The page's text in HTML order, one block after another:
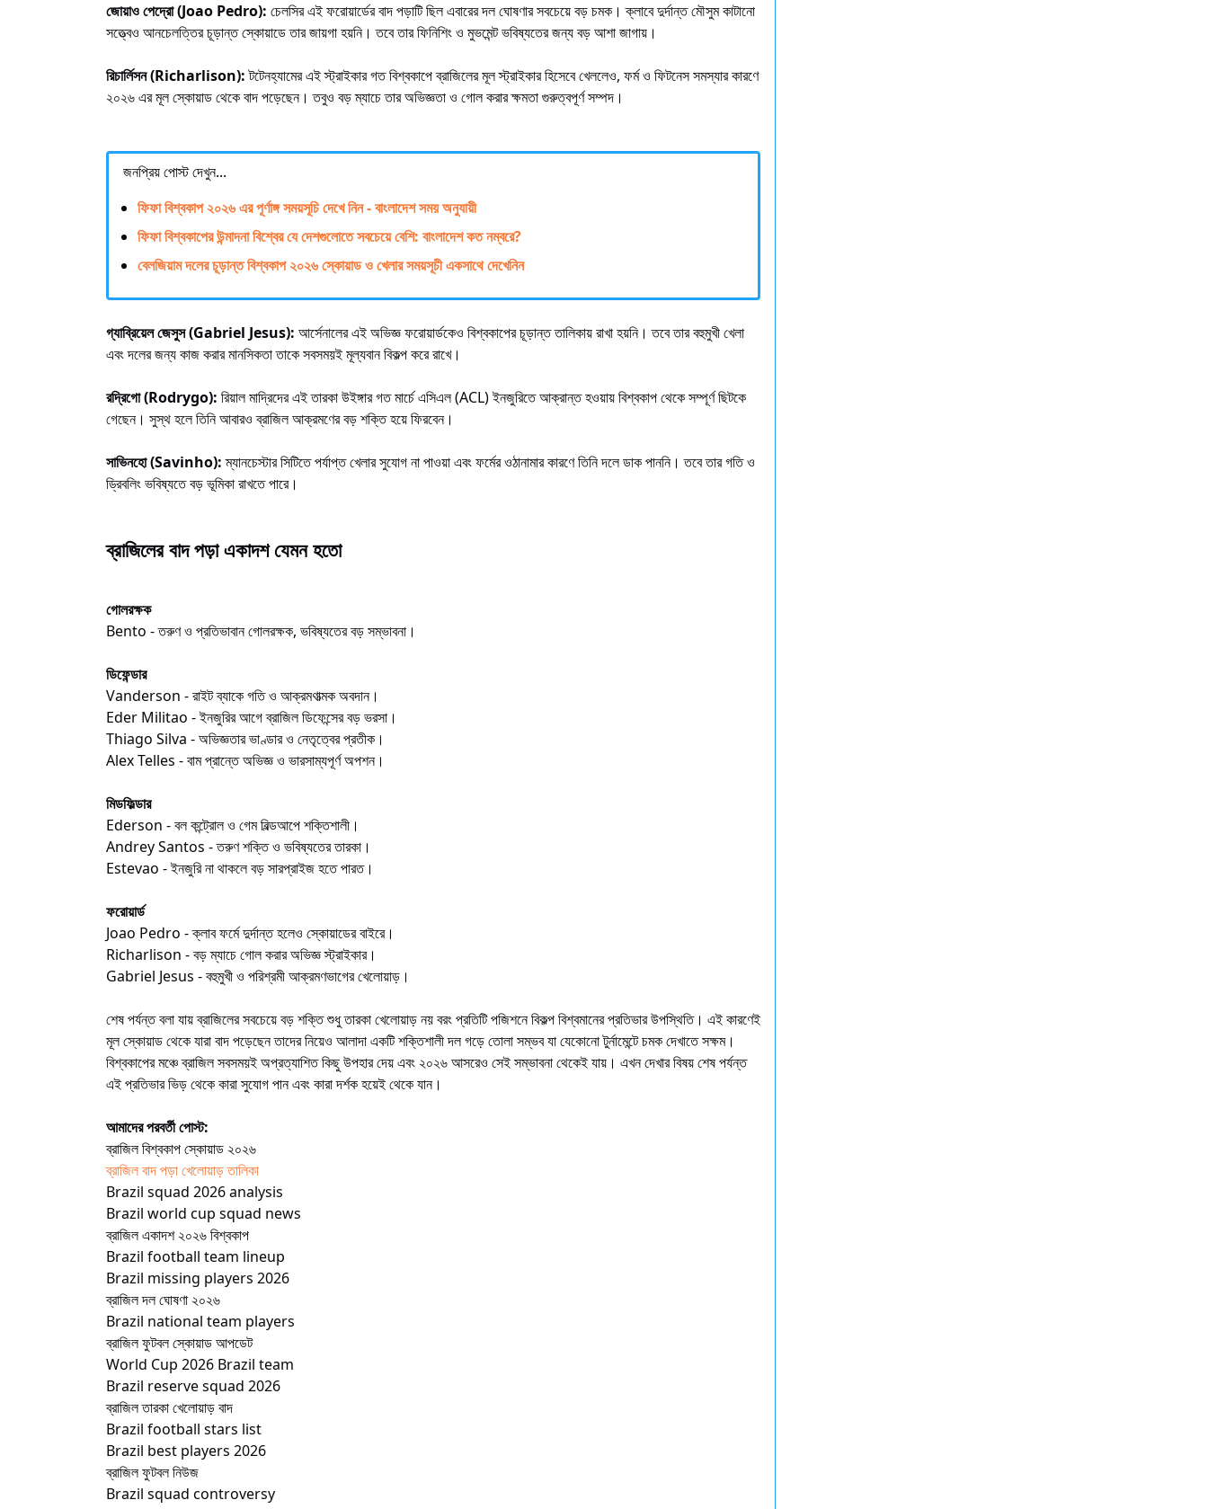
জোয়াও পেদ্রো (Joao Pedro): চেলসির এই ফরোয়ার্ডের বাদ পড়াটি ছিল এবারের দল ঘোষণার সবচেয়ে বড় চমক। ক্লাবে দুর্দান্ত মৌসুম কাটানো
সত্ত্বেও আনচেলত্তির চূড়ান্ত স্কোয়াডে তার জায়গা হয়নি। তবে তার ফিনিশিং ও মুভমেন্ট ভবিষ্যতের জন্য বড় আশা জাগায়।
রিচার্লিসন (Richarlison):টটেনহ্যামের এই স্ট্রাইকার গত বিশ্বকাপে ব্রাজিলের মূল স্ট্রাইকার হিসেবে খেললেও, ফর্ম ও ফিটনেস সমস্যার কারণে
২০২৬ এর মূল স্কোয়াড থেকে বাদ পড়েছেন। তবুও বড় ম্যাচে তার অভিজ্ঞতা ও গোল করার ক্ষমতা গুরুত্বপূর্ণ সম্পদ।
জনপ্রিয় পোস্ট দেখুন...
ফিফা বিশ্বকাপ ২০২৬ এর পূর্ণাঙ্গ সময়সূচি দেখে নিন - বাংলাদেশ সময় অনুযায়ী
ফিফা বিশ্বকাপের উন্মাদনা বিশ্বের যে দেশগুলোতে সবচেয়ে বেশি: বাংলাদেশ কত নম্বরে?
বেলজিয়াম দলের চূড়ান্ত বিশ্বকাপ ২০২৬ স্কোয়াড ও খেলার সময়সূচী একসাথে দেখেনিন
গ্যাব্রিয়েল জেসুস (Gabriel Jesus): আর্সেনালের এই অভিজ্ঞ ফরোয়ার্ডকেও বিশ্বকাপের চূড়ান্ত তালিকায় রাখা হয়নি। তবে তার বহুমুখী খেলা
এবং দলের জন্য কাজ করার মানসিকতা তাকে সবসময়ই মূল্যবান বিকল্প করে রাখে।
রদ্রিগো (Rodrygo): রিয়াল মাদ্রিদের এই তারকা উইঙ্গার গত মার্চে এসিএল (ACL) ইনজুরিতে আক্রান্ত হওয়ায় বিশ্বকাপ থেকে সম্পূর্ণ ছিটকে
গেছেন। সুস্থ হলে তিনি আবারও ব্রাজিল আক্রমণের বড় শক্তি হয়ে ফিরবেন।
সাভিনহো (Savinho):ম্যানচেস্টার সিটিতে পর্যাপ্ত খেলার সুযোগ না পাওয়া এবং ফর্মের ওঠানামার কারণে তিনি দলে ডাক পাননি। তবে তার গতি ও
ড্রিবলিং ভবিষ্যতে বড় ভূমিকা রাখতে পারে।
ব্রাজিলের বাদ পড়া একাদশ যেমন হতো
গোলরক্ষক
Bento - তরুণ ও প্রতিভাবান গোলরক্ষক, ভবিষ্যতের বড় সম্ভাবনা।
ডিফেন্ডার
Vanderson - রাইট ব্যাকে গতি ও আক্রমণাত্মক অবদান।
Eder Militao - ইনজুরির আগে ব্রাজিল ডিফেন্সের বড় ভরসা।
Thiago Silva - অভিজ্ঞতার ভাণ্ডার ও নেতৃত্বের প্রতীক।
Alex Telles - বাম প্রান্তে অভিজ্ঞ ও ভারসাম্যপূর্ণ অপশন।
মিডফিল্ডার
Ederson - বল কন্ট্রোল ও গেম বিল্ডআপে শক্তিশালী।
Andrey Santos - তরুণ শক্তি ও ভবিষ্যতের তারকা।
Estevao - ইনজুরি না থাকলে বড় সারপ্রাইজ হতে পারত।
ফরোয়ার্ড
Joao Pedro - ক্লাব ফর্মে দুর্দান্ত হলেও স্কোয়াডের বাইরে।
Richarlison - বড় ম্যাচে গোল করার অভিজ্ঞ স্ট্রাইকার।
Gabriel Jesus - বহুমুখী ও পরিশ্রমী আক্রমণভাগের খেলোয়াড়।
শেষ পর্যন্ত বলা যায় ব্রাজিলের সবচেয়ে বড় শক্তি শুধু তারকা খেলোয়াড় নয় বরং প্রতিটি পজিশনে বিকল্প বিশ্বমানের প্রতিভার উপস্থিতি। এই কারণেই
মূল স্কোয়াড থেকে যারা বাদ পড়েছেন তাদের নিয়েও আলাদা একটি শক্তিশালী দল গড়ে তোলা সম্ভব যা যেকোনো টুর্নামেন্টে চমক দেখাতে সক্ষম।
বিশ্বকাপের মঞ্চে ব্রাজিল সবসময়ই অপ্রত্যাশিত কিছু উপহার দেয় এবং ২০২৬ আসরেও সেই সম্ভাবনা থেকেই যায়। এখন দেখার বিষয় শেষ পর্যন্ত
এই প্রতিভার ভিড় থেকে কারা সুযোগ পান এবং কারা দর্শক হয়েই থেকে যান।
আমাদের পরবর্তী পোস্ট:
ব্রাজিল বিশ্বকাপ স্কোয়াড ২০২৬
ব্রাজিল বাদ পড়া খেলোয়াড় তালিকা
Brazil squad 2026 analysis
Brazil world cup squad news
ব্রাজিল একাদশ ২০২৬ বিশ্বকাপ
Brazil football team lineup
Brazil missing players 2026
ব্রাজিল দল ঘোষণা ২০২৬
Brazil national team players
ব্রাজিল ফুটবল স্কোয়াড আপডেট
World Cup 2026 Brazil team
Brazil reserve squad 2026
ব্রাজিল তারকা খেলোয়াড় বাদ
Brazil football stars list
Brazil best players 2026
ব্রাজিল ফুটবল নিউজ
Brazil squad controversy